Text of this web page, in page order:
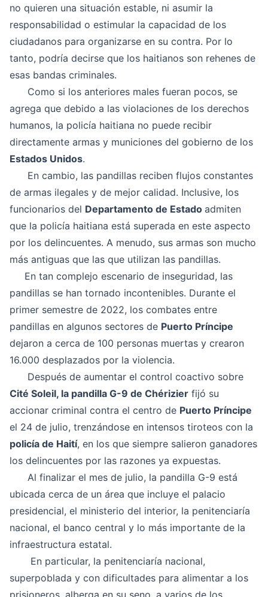
no quieren una situación estable, ni asumir la
responsabilidad o estimular la capacidad de los
ciudadanos para organizarse en su contra. Por lo
tanto, podría decirse que los haitianos son rehenes de
esas bandas criminales.
Como si los anteriores males fueran pocos, se
agrega que debido a las violaciones de los derechos
humanos, la policía haitiana no puede recibir
directamente armas y municiones del gobierno de los
Estados Unidos.
En cambio, las pandillas reciben flujos constantes
de armas ilegales y de mejor calidad. Inclusive, los
funcionarios del Departamento de Estado admiten
que la policía haitiana está superada en este aspecto
por los delincuentes. A menudo, sus armas son mucho
más antiguas que las que utilizan las pandillas.
En tan complejo escenario de inseguridad, las
pandillas se han tornado incontenibles. Durante el
primer semestre de 2022, los combates entre
pandillas en algunos sectores de Puerto Príncipe
dejaron a cerca de 100 personas muertas y crearon
16.000 desplazados por la violencia.
Después de aumentar el control coactivo sobre
Cité Soleil, la pandilla G-9 de Chérizier fijó su
accionar criminal contra el centro de Puerto Príncipe
el 24 de julio, trenzándose en intensos tiroteos con la
policía de Haití, en los que siempre salieron ganadores
los delincuentes por las razones ya expuestas.
Al finalizar el mes de julio, la pandilla G-9 está
ubicada cerca de un área que incluye el palacio
presidencial, el ministerio del interior, la penitenciaría
nacional, el banco central y lo más importante de la
infraestructura estatal.
En particular, la penitenciaría nacional,
superpoblada y con dificultades para alimentar a los
prisioneros, alberga en su seno, a varios de los